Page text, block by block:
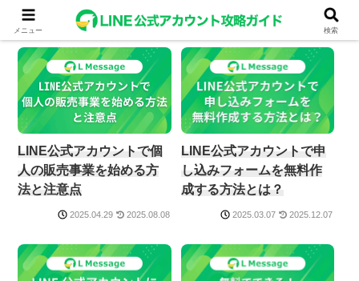
ツール連携
LINE公式アカウントで個
人の販売事業を始める方
法と注意点
2025.04.29 2025.08.08
LINE公式アカウントで申
し込みフォームを無料作
成する方法とは？
2025.03.07 2025.12.07
メニュー 検索